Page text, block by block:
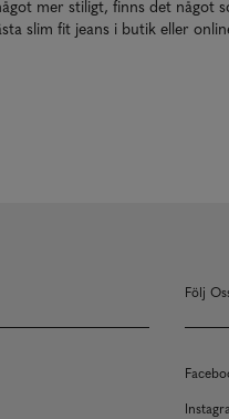
mer stiligt, finns det något
slim fit jeans i butik eller
Följ